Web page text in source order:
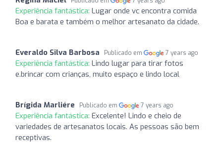
Experiência fantástica: Lugar onde vc encontra comida
Boa e barata e também o melhor artesanato da cidade.
Everaldo Silva Barbosa Publicado em 7 years ago
Experiência fantástica: Lindo lugar para tirar fotos
e.brincar com crianças, muito espaço e lindo local
Brígida Marliére Publicado em 7 years ago
Experiência fantástica: Excelente! Lindo e cheio de
variedades de artesanatos locais. As pessoas são bem
receptivas.